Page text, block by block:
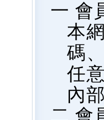
一 會
本
碼
任
內
二 會